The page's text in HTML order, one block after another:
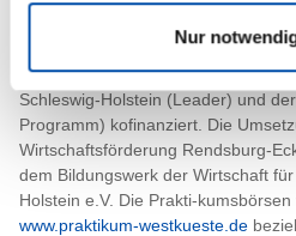
Nur
Eider- und Kanalregion Rendsburg,
Eckernförder Bucht mit Mitteln des
Schleswig-Holstein (Leader) und
Programm) kofinanziert. Die
Wirtschaftsförderung Rendsburg-
dem Bildungswerk der Wirtschaft
Holstein e.V. Die Prakti-
www.praktikum-westkueste.de